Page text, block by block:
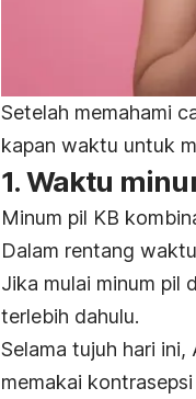
Setelah memahami
kapan waktu untuk
1. Waktu
Minum pil KB
Dalam rentang
Jika mulai minum pil
terlebih dahulu.
Selama tujuh hari
memakai